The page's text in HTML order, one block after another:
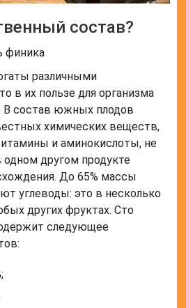
состав?
различными
в их пользе для организма
В состав южных плодов
химических веществ,
и аминокислоты, не
другом продукте
До 65% массы
углеводы: это в несколько
других фруктах. Сто
следующее